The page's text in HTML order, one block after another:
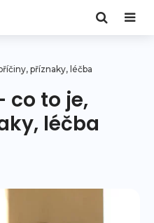
příznaky, léčba
co to je,
léčba